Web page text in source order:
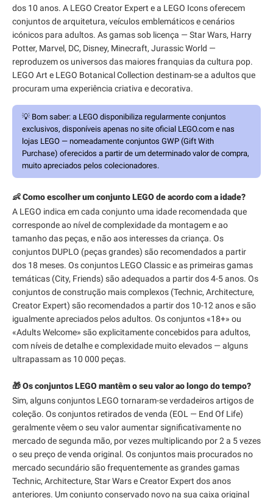
dos 10 anos. A LEGO Creator Expert e a LEGO Icons oferecem
conjuntos de arquitetura, veículos emblemáticos e cenários
icónicos para adultos. As gamas sob licença — Star Wars, Harry
Potter, Marvel, DC, Disney, Minecraft, Jurassic World —
reproduzem os universos das maiores franquias da cultura pop.
LEGO Art e LEGO Botanical Collection destinam-se a adultos que
procuram uma experiência criativa e decorativa.
💡 Bom saber: a LEGO disponibiliza regularmente conjuntos
exclusivos, disponíveis apenas no site oficial LEGO.com e nas
lojas LEGO — nomeadamente conjuntos GWP (Gift With
Purchase) oferecidos a partir de um determinado valor de compra,
muito apreciados pelos colecionadores.
👶 Como escolher um conjunto LEGO de acordo com a idade?
A LEGO indica em cada conjunto uma idade recomendada que
corresponde ao nível de complexidade da montagem e ao
tamanho das peças, e não aos interesses da criança. Os
conjuntos DUPLO (peças grandes) são recomendados a partir
dos 18 meses. Os conjuntos LEGO Classic e as primeiras gamas
temáticas (City, Friends) são adequados a partir dos 4-5 anos. Os
conjuntos de construção mais complexos (Technic, Architecture,
Creator Expert) são recomendados a partir dos 10-12 anos e são
igualmente apreciados pelos adultos. Os conjuntos «18+» ou
«Adults Welcome» são explicitamente concebidos para adultos,
com níveis de detalhe e complexidade muito elevados — alguns
ultrapassam as 10 000 peças.
🎁 Os conjuntos LEGO mantêm o seu valor ao longo do tempo?
Sim, alguns conjuntos LEGO tornaram-se verdadeiros artigos de
coleção. Os conjuntos retirados de venda (EOL — End Of Life)
geralmente vêem o seu valor aumentar significativamente no
mercado de segunda mão, por vezes multiplicando por 2 a 5 vezes
o seu preço de venda original. Os conjuntos mais procurados no
mercado secundário são frequentemente as grandes gamas
Technic, Architecture, Star Wars e Creator Expert dos anos
anteriores. Um conjunto conservado novo na sua caixa original